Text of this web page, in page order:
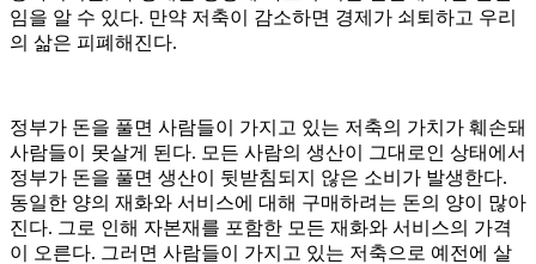
임을 알 수 있다. 만약 저축이 감소하면 경제가 쇠퇴하고 우리
의 삶은 피폐해진다.
정부가 돈을 풀면 사람들이 가지고 있는 저축의 가치가 훼손돼
사람들이 못살게 된다. 모든 사람의 생산이 그대로인 상태에서
정부가 돈을 풀면 생산이 뒷받침되지 않은 소비가 발생한다.
동일한 양의 재화와 서비스에 대해 구매하려는 돈의 양이 많아
진다. 그로 인해 자본재를 포함한 모든 재화와 서비스의 가격
이 오른다. 그러면 사람들이 가지고 있는 저축으로 예전에 살